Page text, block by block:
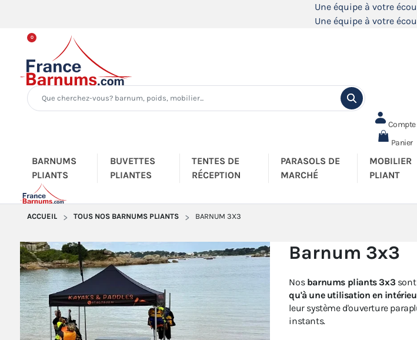
Une équipe à votre
Une équipe à votre
Compte
0
Panier
BARNUMS
PLIANTS
BUVETTES
PLIANTES
TENTES DE
RÉCEPTION
PARASOLS DE
MARCHÉ
MOBILIER
PLIANT
ACCUEIL TOUS NOS BARNUMS PLIANTS BARNUM 3X3
Barnum 3x3
Nos barnums pliants 3x3 sont
qu'à une utilisation en
leur système d'ouverture
instants.